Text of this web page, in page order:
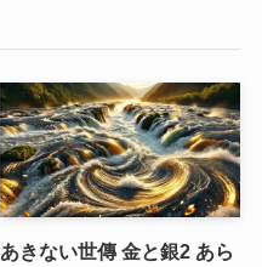
あきない世傳 金と銀2 あら